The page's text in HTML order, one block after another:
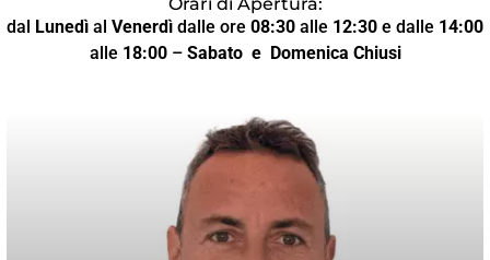
dal Lunedì al Venerdì dalle ore 08:30 alle 12:30 e dalle 14:00
alle 18:00– Sabato e Domenica Chiusi